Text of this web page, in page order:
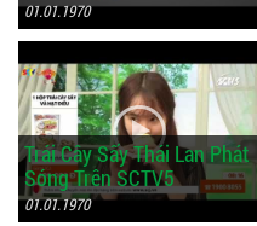
01.01.1970
Trái Cây Sấy Thái Lan Phát
Sóng Trên SCTV5
01.01.1970